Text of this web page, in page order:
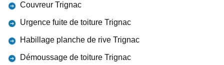
Couvreur Trignac
Urgence fuite de toiture Trignac
Habillage planche de rive Trignac
Démoussage de toiture Trignac